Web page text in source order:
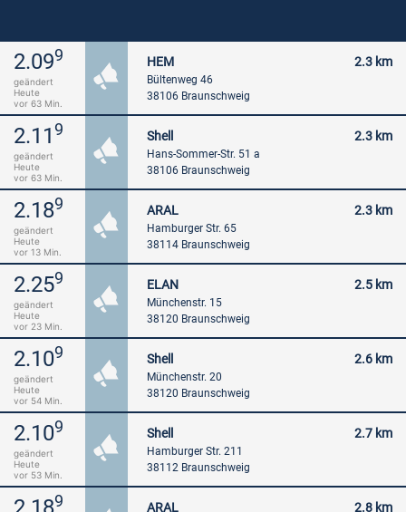
2.099
geändert
Heute
vor 63 Min.
HEM 2.3 km
Bültenweg 46
38106 Braunschweig
2.11 9
geändert
Heute
vor 63 Min.
Shell 2.3 km
Hans-Sommer-Str. 51 a
38106 Braunschweig
2.189
geändert
Heute
vor 13 Min.
ARAL 2.3 km
Hamburger Str. 65
38114 Braunschweig
2.259
geändert
Heute
vor 23 Min.
ELAN 2.5 km
Münchenstr. 15
38120 Braunschweig
2.109
geändert
Heute
vor 54 Min.
Shell 2.6 km
Münchenstr. 20
38120 Braunschweig
2.109
geändert
Heute
vor 53 Min.
Shell 2.7 km
Hamburger Str. 211
38112 Braunschweig
9 ARAL 2.8 km